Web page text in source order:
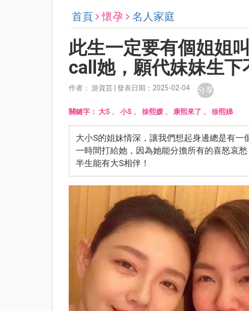
首頁 懷孕 名人家庭
此生一定要有個姐姐
call她，願代妹妹生下
作者： 游資芸 | 發表日期：2025-02-04 分享
關鍵字： 大S 、小S 、徐熙媛 、 康熙來了 、徐熙娣
大小S的姐妹情深，讓我們想起身邊總是有
一時間打給她，因為她能分擔所有的喜怒哀
半生能有大S相伴！